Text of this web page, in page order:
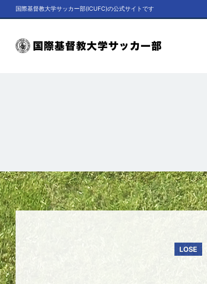
国際基督教大学サッカー部(ICUFC)の公式サイトです
LOSE